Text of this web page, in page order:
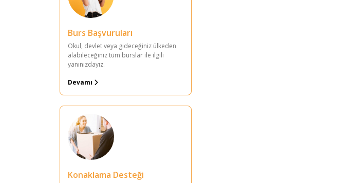
Burs Başvuruları
Okul, devlet veya gideceğiniz ülkeden
alabileceğiniz tüm burslar ile ilgili
yanınızdayız.
Devamı
Konaklama Desteği